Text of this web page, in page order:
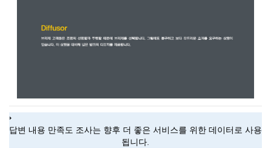
답변 내용 만족도 조사는 향후 더 좋은 서비스를 위한 데이터로 사용
됩니다.